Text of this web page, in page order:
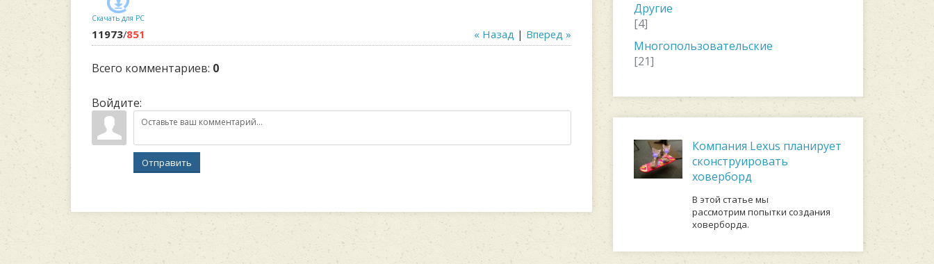
Скачать для PC
« Назад | Вперед »
11973/851
Всего комментариев: 0
Войдите:
Отправить
Другие
[4]
Многопользовательские
[21]
Компания Lexus планирует
сконструировать
ховерборд
В этой статье мы
рассмотрим попытки создания
ховерборда.